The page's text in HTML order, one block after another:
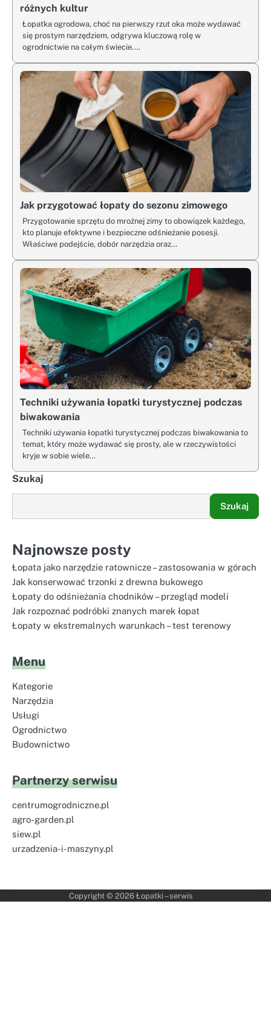
różnych kultur
Łopatka ogrodowa, choć na pierwszy rzut oka może wydawać
się prostym narzędziem, odgrywa kluczową rolę w
ogrodnictwie na całym świecie.…
Jak przygotować łopaty do sezonu zimowego
Przygotowanie sprzętu do mroźnej zimy to obowiązek każdego,
kto planuje efektywne i bezpieczne odśnieżanie posesji.
Właściwe podejście, dobór narzędzia oraz…
Techniki używania łopatki turystycznej podczas
biwakowania
Techniki używania łopatki turystycznej podczas biwakowania to
temat, który może wydawać się prosty, ale w rzeczywistości
kryje w sobie wiele…
Szukaj
Szukaj
Najnowsze posty
Łopata jako narzędzie ratownicze – zastosowania w górach
Jak konserwować trzonki z drewna bukowego
Łopaty do odśnieżania chodników – przegląd modeli
Jak rozpoznać podróbki znanych marek łopat
Łopaty w ekstremalnych warunkach – test terenowy
Menu
Kategorie
Narzędzia
Usługi
Ogrodnictwo
Budownictwo
Partnerzy serwisu
centrumogrodniczne.pl
agro-garden.pl
siew.pl
urzadzenia-i-maszyny.pl
Copyright © 2026 Łopatki – serwis